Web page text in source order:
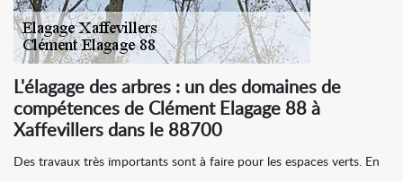
L'élagage des arbres : un des domaines de
compétences de Clément Elagage 88 à
Xaffevillers dans le 88700
Des travaux très importants sont à faire pour les espaces verts. En